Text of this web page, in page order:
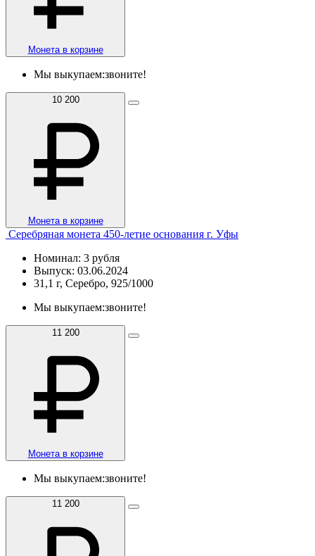
Монета в корзине
Мы выкупаем:звоните!
10 200
Монета в корзине
Серебряная монета 450-летие основания г. Уфы
Номинал: 3 рубля
Выпуск: 03.06.2024
31,1 г, Серебро, 925/1000
Мы выкупаем:звоните!
11 200
Монета в корзине
Мы выкупаем:звоните!
11 200